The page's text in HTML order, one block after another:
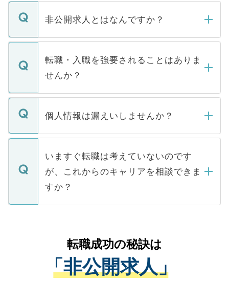
ご登録いただきましたら、弊社担当者がご
登録内容を確認し、その後メールもしくは
ます。通常、5営業日以内にはご連絡をせて
いただきますので、しばらくお待ちくださ
非公開求人とはなんですか？
マイナビDOCTORで取り扱っている求人の
うち約3割は、Webサイトからご覧いただ
けない「非公開求人」です。非公開求人は
下記の理由によって、一般には公開してい
ません。
■応募殺到を避けるため 人気のある医療機
関を公にしてしまうと、応募が殺到する場
に、医療機関が求める条件に合った人材の
みを人材紹介会社に依頼するケースが増え
ています。
転職・入職を強要されることはありま
せんか？
転職・入職を強要することは一切ありませ
ん。また、仮に応募先から内定をいただい
定を承諾する必要はありません。内定先へ
の辞退の連絡はキャリアパートナーが行い
個人情報は漏えいしませんか？
個人情報が漏えいすることはありませんの
で、ご安心ください。当サイトからの登録
などで収集したご登録者様の個人情報は、
ご本人のキャリアアップおよび転職活動の
支援を目的に使用いたします。お預かりし
ているすべての個人データはご本人の許可
は、個人情報の取り扱いについての厳密な
管理基準を満たした事業者のみに付与され
る、プライバシーマークを取得済みです。
いますぐ転職は考えていないのです
が、これからのキャリアを相談できま
すか？
かがいして、現在の医療機関の状況や紹介
経験をまじえながら、適切なアドバイスを
させていただきます。すぐにご転職をされ
ない方には、長期的なサポートが可能です
転職成功の秘訣は
「非公開求人」